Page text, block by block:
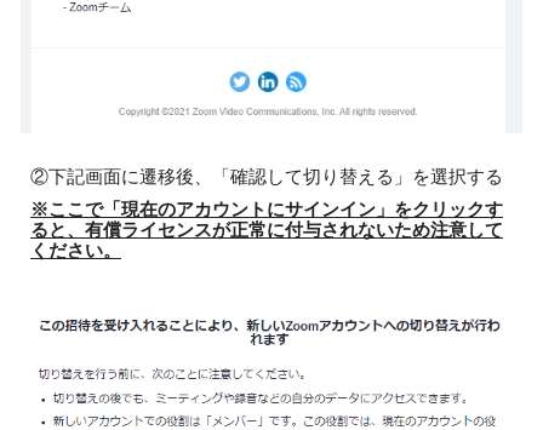
②下記画面に遷移後、「確認して切り替える」を選択する
※ここで「現在のアカウントにサインイン」をクリックす
ると、有償ライセンスが正常に付与されないため注意して
ください。